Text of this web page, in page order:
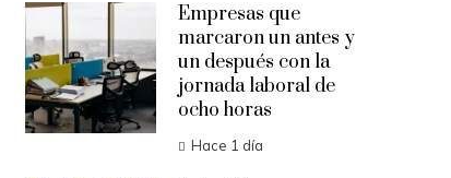
Empresas que
marcaron un antes y
un después con la
jornada laboral de
ocho horas
Hace 1 día